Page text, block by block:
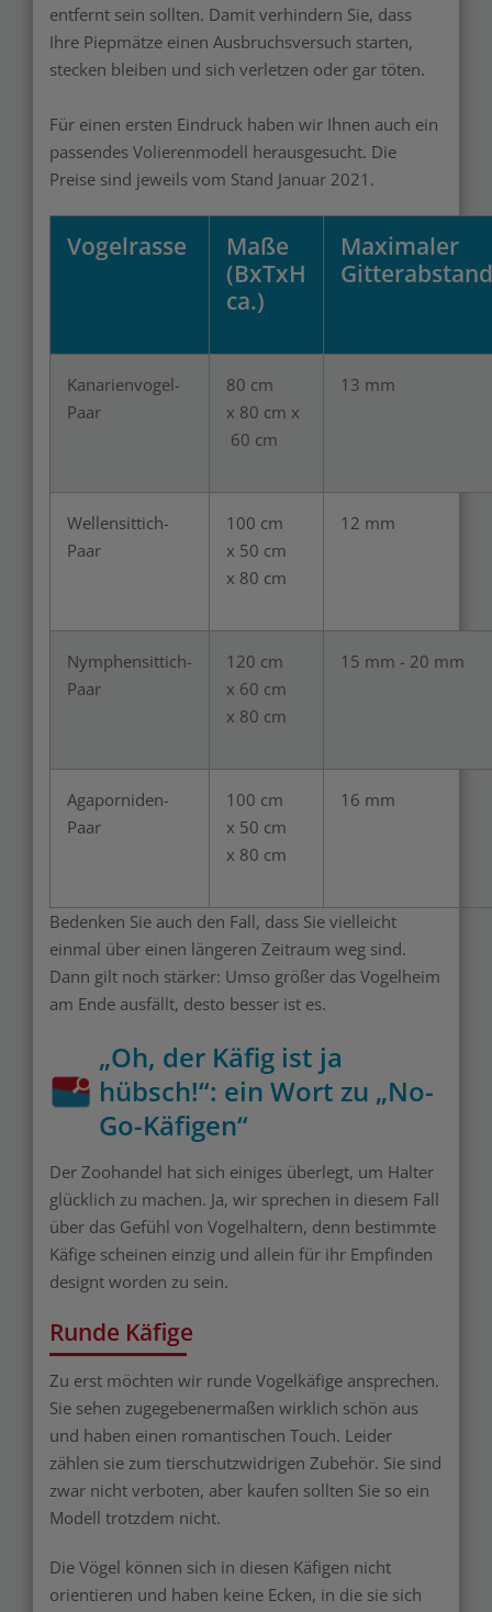
entfernt sein sollten. Damit verhindern Sie, dass
Ihre Piepmätze einen Ausbruchsversuch starten,
stecken bleiben und sich verletzen oder gar töten.
Für einen ersten Eindruck haben wir Ihnen auch ein
passendes Volierenmodell herausgesucht. Die
Preise sind jeweils vom Stand Januar 2021.
Vogelrasse
Maße
(BxTxH
ca.)
Maximaler
Gitterabstand
Kanarienvogel-
Paar
80 cm
x 80 cm x
60 cm
13 mm
Wellensittich-
Paar
100 cm
x 50 cm
x 80 cm
12 mm
Nymphensittich-
Paar
120 cm
x 60 cm
x 80 cm
15 mm - 20 mm
Agaporniden-
Paar
100 cm
x 50 cm
x 80 cm
16 mm
Bedenken Sie auch den Fall, dass Sie vielleicht
einmal über einen längeren Zeitraum weg sind.
Dann gilt noch stärker: Umso größer das Vogelheim
am Ende ausfällt, desto besser ist es.
„Oh, der Käfig ist ja
hübsch!“: ein Wort zu „No-
Go-Käfigen“
Der Zoohandel hat sich einiges überlegt, um Halter
glücklich zu machen. Ja, wir sprechen in diesem Fall
über das Gefühl von Vogelhaltern, denn bestimmte
Käfige scheinen einzig und allein für ihr Empfinden
designt worden zu sein.
Runde Käfige
Zu erst möchten wir runde Vogelkäfige ansprechen.
Sie sehen zugegebenermaßen wirklich schön aus
und haben einen romantischen Touch. Leider
zählen sie zum tierschutzwidrigen Zubehör. Sie sind
zwar nicht verboten, aber kaufen sollten Sie so ein
Modell trotzdem nicht.
Die Vögel können sich in diesen Käfigen nicht
orientieren und haben keine Ecken, in die sie sich